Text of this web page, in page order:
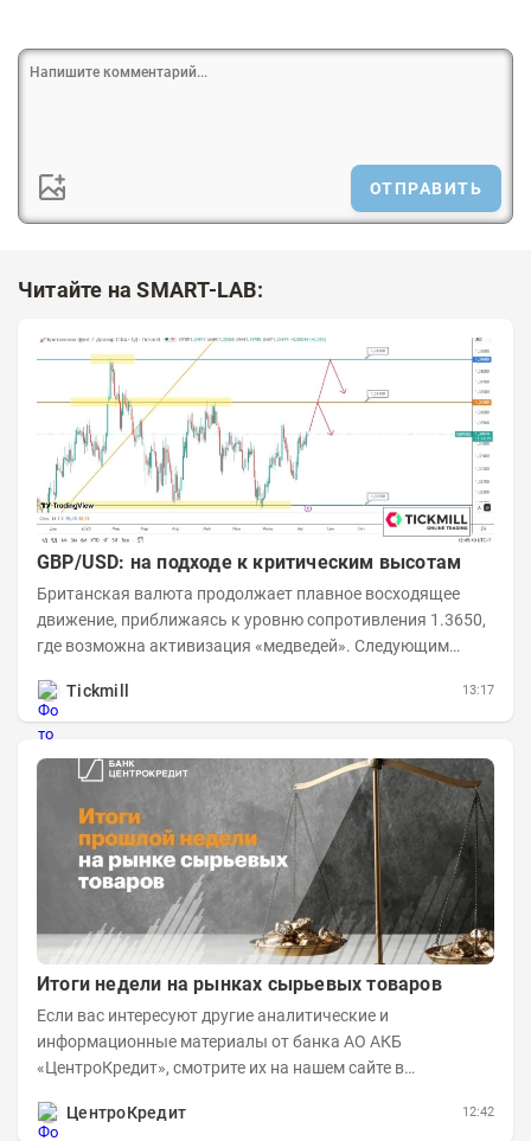
ОТПРАВИТЬ
Читайте на SMART-LAB:
GBP/USD: на подходе к критическим высотам
Британская валюта продолжает плавное восходящее
движение, приближаясь к уровню сопротивления 1.3650,
где возможна активизация «медведей». Следующим
Tickmill
13:17
Итоги недели на рынках сырьевых товаров
Если вас интересуют другие аналитические и
информационные материалы от банка АО АКБ
«ЦентроКредит», смотрите их на нашем сайте в
ЦентроКредит
12:42